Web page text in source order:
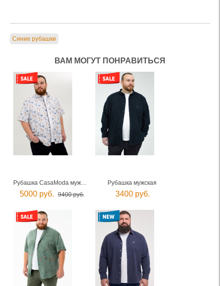
Синие рубашки
ВАМ МОГУТ ПОНРАВИТЬСЯ
Рубашка CasaModa мужская
5000 руб. 9400 руб.
Рубашка мужская
3400 руб.